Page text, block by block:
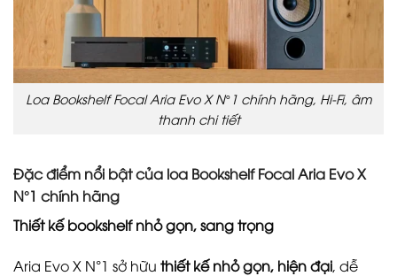
Loa Bookshelf Focal Aria Evo X N°1 chính hãng, Hi-Fi, âm
thanh chi tiết
Đặc điểm nổi bật của loa Bookshelf Focal Aria Evo X
N°1 chính hãng
Thiết kế bookshelf nhỏ gọn, sang trọng
Aria Evo X N°1 sở hữu thiết kế nhỏ gọn, hiện đại, dễ